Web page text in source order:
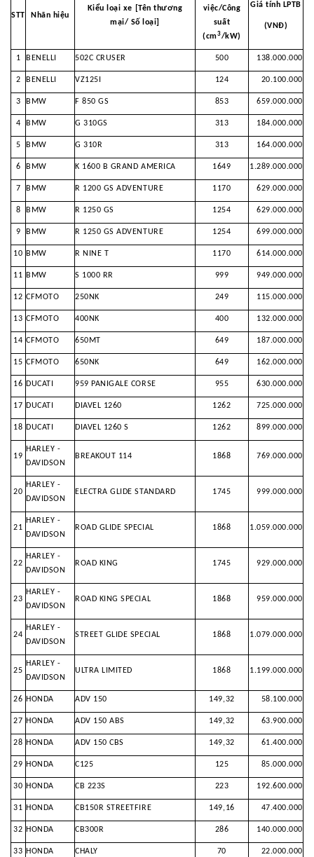
STT Nhãn hiệu
Kiểu loại xe [Tên thương
mại/ Số loại]
việc/Công
suất
(cm3/kW)
Giá tính LPTB
(VNĐ)
1 BENELLI 502C CRUSER 500 138.000.000
2 BENELLI VZ125I 124 20.100.000
3 BMW F 850 GS 853 659.000.000
4 BMW G 310GS 313 184.000.000
5 BMW G 310R 313 164.000.000
6 BMW K 1600 B GRAND AMERICA 1649 1.289.000.000
7 BMW R 1200 GS ADVENTURE 1170 629.000.000
8 BMW R 1250 GS 1254 629.000.000
9 BMW R 1250 GS ADVENTURE 1254 699.000.000
10 BMW R NINE T 1170 614.000.000
11 BMW S 1000 RR 999 949.000.000
12 CFMOTO 250NK 249 115.000.000
13 CFMOTO 400NK 400 132.000.000
14 CFMOTO 650MT 649 187.000.000
15 CFMOTO 650NK 649 162.000.000
16 DUCATI 959 PANIGALE CORSE 955 630.000.000
17 DUCATI DIAVEL 1260 1262 725.000.000
18 DUCATI DIAVEL 1260 S 1262 899.000.000
19
HARLEY -
DAVIDSON
BREAKOUT 114 1868 769.000.000
20
HARLEY -
DAVIDSON
ELECTRA GLIDE STANDARD 1745 999.000.000
21
HARLEY -
DAVIDSON
ROAD GLIDE SPECIAL 1868 1.059.000.000
22
HARLEY -
DAVIDSON
ROAD KING 1745 929.000.000
23
HARLEY -
DAVIDSON
ROAD KING SPECIAL 1868 959.000.000
24
HARLEY -
DAVIDSON
STREET GLIDE SPECIAL 1868 1.079.000.000
25
HARLEY -
DAVIDSON
ULTRA LIMITED 1868 1.199.000.000
26 HONDA ADV 150 149,32 58.100.000
27 HONDA ADV 150 ABS 149,32 63.900.000
28 HONDA ADV 150 CBS 149,32 61.400.000
29 HONDA C125 125 85.000.000
30 HONDA CB 223S 223 192.600.000
31 HONDA CB150R STREETFIRE 149,16 47.400.000
32 HONDA CB300R 286 140.000.000
33 HONDA CHALY 70 22.000.000